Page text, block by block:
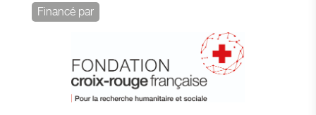
Financé par